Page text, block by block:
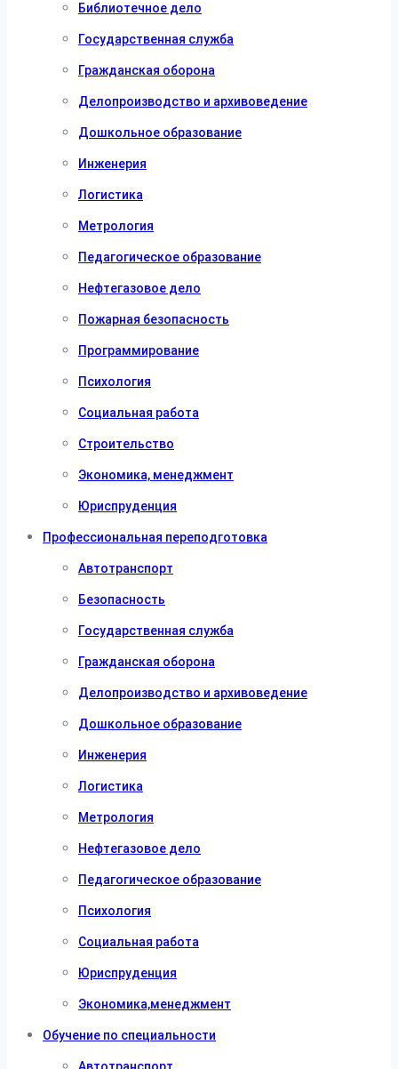
Библиотечное дело
Государственная служба
Гражданская оборона
Делопроизводство и архивоведение
Дошкольное образование
Инженерия
Логистика
Метрология
Педагогическое образование
Нефтегазовое дело
Пожарная безопасность
Программирование
Психология
Социальная работа
Строительство
Экономика, менеджмент
Юриспруденция
Профессиональная переподготовка
Автотранспорт
Безопасность
Государственная служба
Гражданская оборона
Делопроизводство и архивоведение
Дошкольное образование
Инженерия
Логистика
Метрология
Нефтегазовое дело
Педагогическое образование
Психология
Социальная работа
Юриспруденция
Экономика,менеджмент
Обучение по специальности